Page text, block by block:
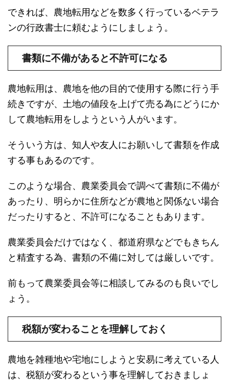
できれば、農地転用などを数多く行っているベテラ
ンの行政書士に頼むようにしましょう。
書類に不備があると不許可になる
農地転用は、農地を他の目的で使用する際に行う手
続きですが、土地の値段を上げて売る為にどうにか
して農地転用をしようという人がいます。
そういう方は、知人や友人にお願いして書類を作成
する事もあるのです。
このような場合、農業委員会で調べて書類に不備が
あったり、明らかに住所などが農地と関係ない場合
だったりすると、不許可になることもあります。
農業委員会だけではなく、都道府県などでもきちん
と精査する為、書類の不備に対しては厳しいです。
前もって農業委員会等に相談してみるのも良いでし
ょう。
税額が変わることを理解しておく
農地を雑種地や宅地にしようと安易に考えている人
は、税額が変わるという事を理解しておきましょ